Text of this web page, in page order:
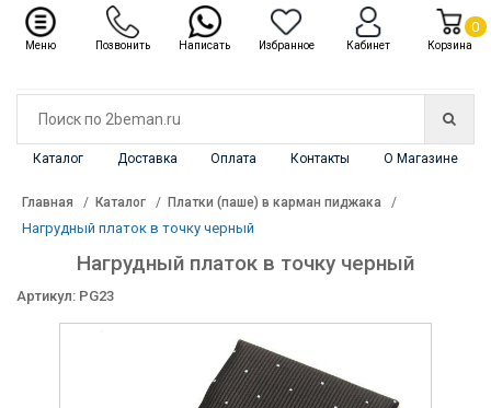
Каталог Доставка Оплата Контакты О Магазине
Каталог ✖
Главная Каталог Платки (паше) в карман пиджака
Нагрудный платок в точку черный
Нагрудный платок в точку черный
Артикул: PG23
Меню Позвонить Написать Избранное Кабинет Корзина
0